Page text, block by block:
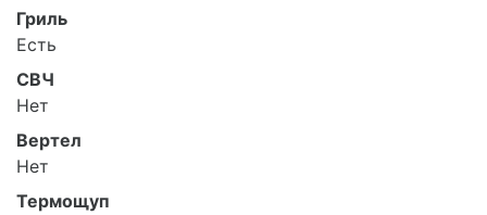
Гриль
Есть
СВЧ
Нет
Вертел
Нет
Термощуп